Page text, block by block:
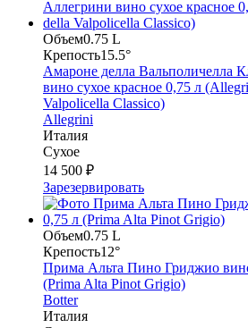
Объем0.75 L
Крепость15.5°
Амароне делла Вальполичелла
вино сухое красное 0,75 л
Valpolicella Classico)
Allegrini
Италия
Сухое
14 500 ₽
Зарезервировать
Объем0.75 L
Крепость12°
Прима Альта Пино Гриджио
(Prima Alta Pinot Grigio)
Botter
Италия